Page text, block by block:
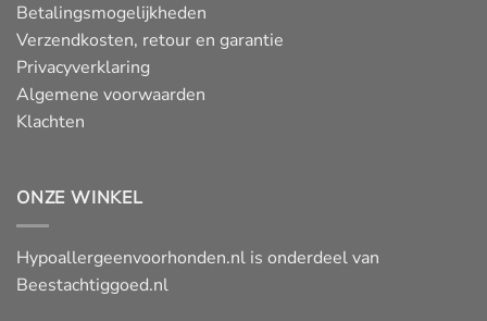
Betalingsmogelijkheden
Verzendkosten, retour en garantie
Privacyverklaring
Algemene voorwaarden
Klachten
ONZE WINKEL
Hypoallergeenvoorhonden.nl is onderdeel van
Beestachtiggoed.nl